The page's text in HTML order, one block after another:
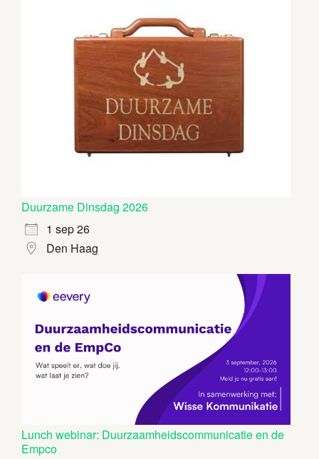
Duurzame Dinsdag 2026
1 sep 26
Den Haag
Lunch webinar: Duurzaamheidscommunicatie en de
Empco